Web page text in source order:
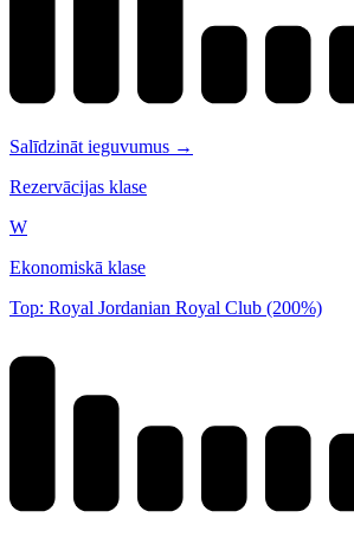
Salīdzināt ieguvumus →
Rezervācijas klase
W
Ekonomiskā klase
Top: Royal Jordanian Royal Club (200%)